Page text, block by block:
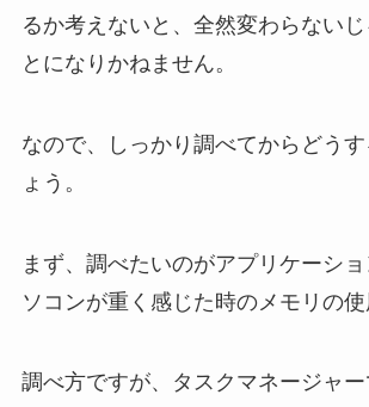
るか考えないと、全然変わらないじ
とになりかねません。
なので、しっかり調べてからどう
ょう。
まず、調べたいのがアプリケーシ
ソコンが重く感じた時のメモリの使
調べ方ですが、タスクマネージャー